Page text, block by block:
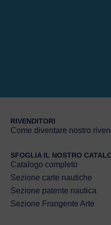
RIVENDITORI
Come diventare nostro
SFOGLIA IL NOSTRO
Catalogo completo
Sezione carte nautiche
Sezione patente nautica
Sezione Frangente Arte